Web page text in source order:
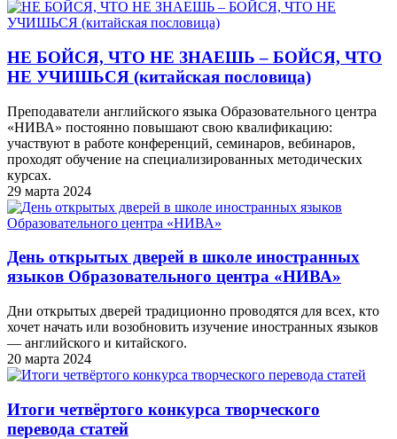
НЕ БОЙСЯ, ЧТО НЕ ЗНАЕШЬ – БОЙСЯ, ЧТО
НЕ УЧИШЬСЯ (китайская пословица)
Преподаватели английского языка Образовательного центра
«НИВА» постоянно повышают свою квалификацию:
участвуют в работе конференций, семинаров, вебинаров,
проходят обучение на специализированных методических
курсах.
29 марта 2024
День открытых дверей в школе иностранных
языков Образовательного центра «НИВА»
Дни открытых дверей традиционно проводятся для всех, кто
хочет начать или возобновить изучение иностранных языков
— английского и китайского.
20 марта 2024
Итоги четвёртого конкурса творческого
перевода статей